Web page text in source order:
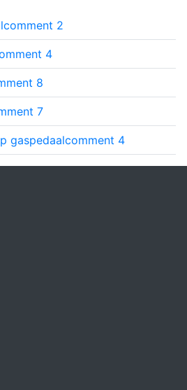
comment 2
4
8
7
gaspedaalcomment 4